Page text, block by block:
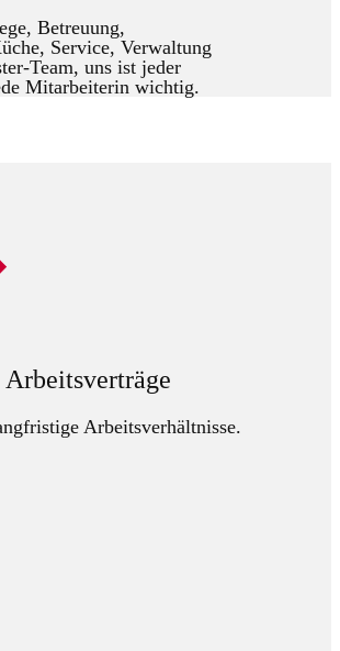
Betreuung,
Service, Verwaltung
Team, uns ist jeder
Mitarbeiterin wichtig.
Arbeitsverhältnisse.